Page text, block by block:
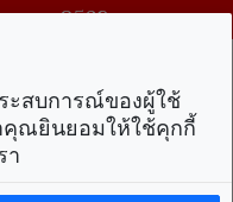
พ.ศ. 2569
ะสบการณ์ของผู้ใช้
คุณยินยอมให้ใช้คุกกี้
า